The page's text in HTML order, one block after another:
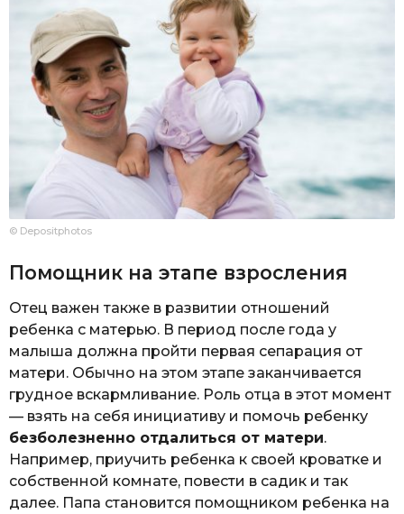
© Depositphotos
Помощник на этапе взросления
Отец важен также в развитии отношений
ребенка с матерью. В период после года у
малыша должна пройти первая сепарация от
матери. Обычно на этом этапе заканчивается
грудное вскармливание. Роль отца в этот момент
— взять на себя инициативу и помочь ребенку
безболезненно отдалиться от матери.
Например, приучить ребенка к своей кроватке и
собственной комнате, повести в садик и так
далее. Папа становится помощником ребенка на